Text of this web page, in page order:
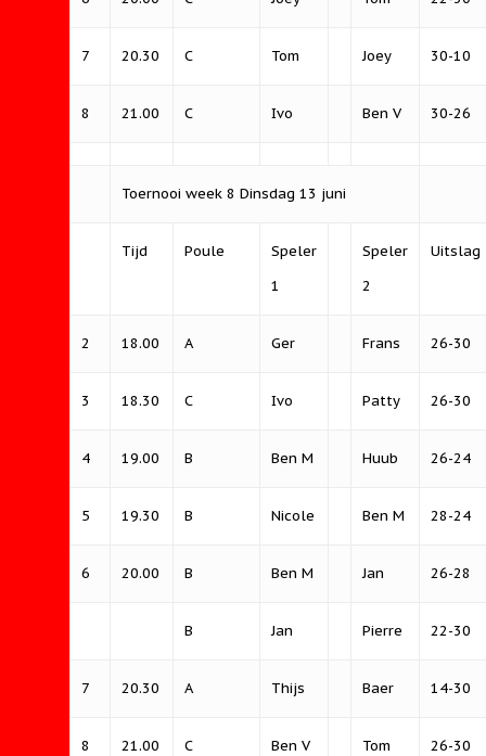
7 20.30 C Tom Joey 30-10
8 21.00 C Ivo Ben V 30-26
Toernooi week 8 Dinsdag 13 juni
Tijd Poule
Speler
1
Speler
2
Uitslag
2 18.00 A Ger Frans 26-30
3 18.30 C Ivo Patty 26-30
4 19.00 B Ben M Huub 26-24
5 19.30 B Nicole Ben M 28-24
6 20.00 B Ben M Jan 26-28
B Jan Pierre 22-30
7 20.30 A Thijs Baer 14-30
8 21.00 C Ben V Tom 26-30
Verdienste
Fischeln
Kienen 2023
Openlucht
groep 2
Pinkstertoernooi
Jaarvergadering
Kuitersdag
Technische
2024-2025
2025 verslag
Kienen 2025
Baanverhuur